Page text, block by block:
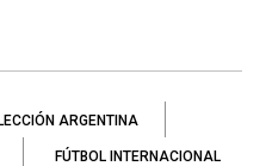
ARGENTINA
FÚTBOL INTERNACIONAL